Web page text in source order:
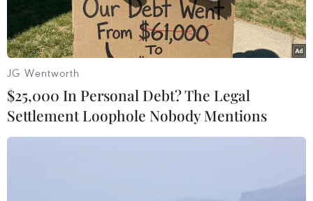
JG Wentworth
$25,000 In Personal Debt? The Legal
Settlement Loophole Nobody Mentions